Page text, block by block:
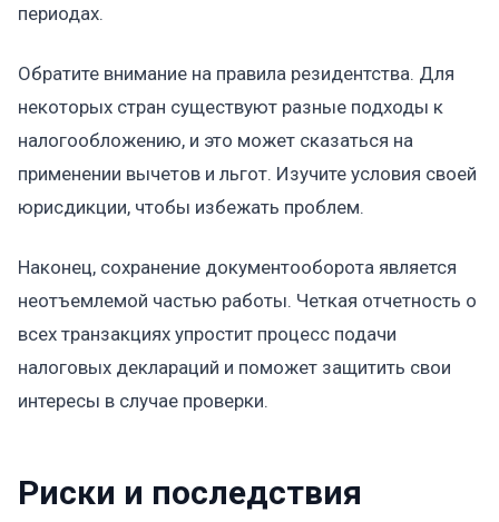
периодах.
Обратите внимание на правила резидентства. Для
некоторых стран существуют разные подходы к
налогообложению, и это может сказаться на
применении вычетов и льгот. Изучите условия своей
юрисдикции, чтобы избежать проблем.
Наконец, сохранение документооборота является
неотъемлемой частью работы. Четкая отчетность о
всех транзакциях упростит процесс подачи
налоговых деклараций и поможет защитить свои
интересы в случае проверки.
Риски и последствия